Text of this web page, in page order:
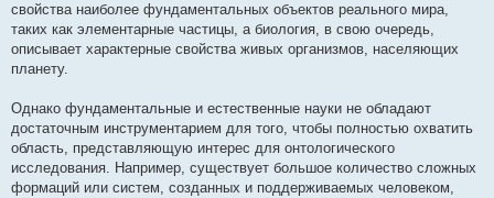
свойства наиболее фундаментальных объектов реального мира,
таких как элементарные частицы, а биология, в свою очередь,
описывает характерные свойства живых организмов, населяющих
планету.
Однако фундаментальные и естественные науки не обладают
достаточным инструментарием для того, чтобы полностью охватить
область, представляющую интерес для онтологического
исследования. Например, существует большое количество сложных
формаций или систем, созданных и поддерживаемых человеком,